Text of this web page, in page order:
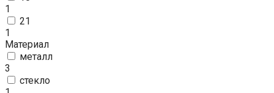
1
21
1
Материал
металл
3
стекло